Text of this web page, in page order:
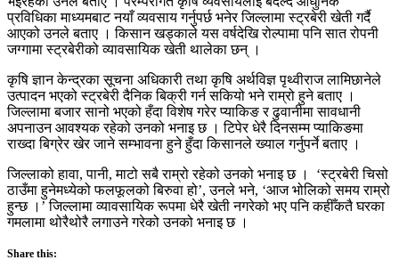
प्रविधिका माध्यमबाट नयाँ व्यवसाय गर्नुपर्छ भनेर जिल्लामा स्ट्रबेरी खेती गर्दै
आएको उनले बताए । किसान खड्काले यस वर्षदेखि रोल्पामा पनि सात रोपनी
जग्गामा स्ट्रबेरीको व्यावसायिक खेती थालेका छन् ।
कृषि ज्ञान केन्द्रका सूचना अधिकारी तथा कृषि अर्थविज्ञ पृथ्वीराज लामिछानेले
उत्पादन भएको स्ट्रबेरी दैनिक बिक्री गर्न सकियो भने राम्रो हुने बताए ।
जिल्लामा बजार सानो भएको हँदा विशेष गरेर प्याकिङ र ढुवानीमा सावधानी
अपनाउन आवश्यक रहेको उनको भनाइ छ । टिपेर धेरै दिनसम्म प्याकिङमा
राख्दा बिग्रेर खेर जाने सम्भावना हुने हुँदा किसानले ख्याल गर्नुपर्ने बताए ।
जिल्लाको हावा, पानी, माटो सबै राम्रो रहेको उनको भनाइ छ । ‘स्ट्रबेरी चिसो
ठाउँमा हुनेमध्येको फलफूलको बिरुवा हो’, उनले भने, ‘आज भोलिको समय राम्रो
हुन्छ ।’ जिल्लामा व्यावसायिक रूपमा धेरै खेती नगरेको भए पनि कहीँकतै घरका
गमलामा थोरैथोरै लगाउने गरेको उनको भनाइ छ ।
Share this: